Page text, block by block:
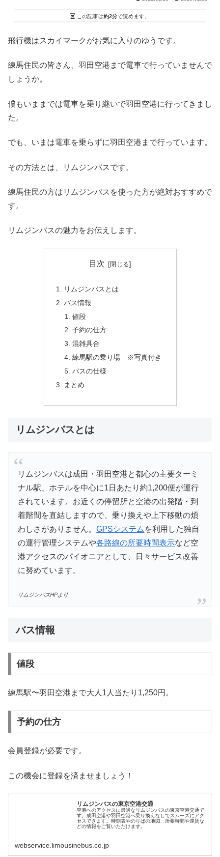
この記事は約2分で読めます。
飛行機はスカイマークがお気に入りのゆうです。
練馬住民の皆さん、羽田空港まで電車で行っていませんで
しょうか。
僕もいままでは電車を乗り継いで羽田空港に行ってきまし
た。
でも、いまは電車を乗らずに羽田空港まで行っています。
その方法とは、リムジンバスです。
練馬住民の方はリムジンバスを使った方が絶対おすすめで
す。
リムジンバスの魅力をお伝えします。
目次
リムジンバスとは
バス情報
値段
予約の仕方
混雑具合
練馬駅の乗り場 ※写真付き
バスの仕様
まとめ
リムジンバスとは
リムジンバスは成田・羽田空港と都心の主要ターミ
ナル駅、ホテルを中心に1日あたり約1,200便が運行
されています。お近くの停留所と空港の出発階・到
着階間を直結しますので、乗り換えや上下移動の煩
わしさがありません。GPSシステム を利用した独自
の運行管理システムや各路線の所要時間表示など空
港アクセスのパイオニアとして、日々サービス改善
に努めています。
リムジンバスHPより
バス情報
値段
練馬駅〜羽田空港まで大人1人当たり1,250円。
予約の仕方
会員登録が必要です。
この機会に登録を済ませましょう！
リムジンバスの東京空港交通
空港へのアクセスに最適なリムジンバスの東京空港交通で
す。成田空港や羽田空港へ乗り換えなしでスムーズにアク
セスできます。時刻表やのりばの地図、所要時間や運賃な
どの情報をご覧いただけます。
webservice.limousinebus.co.jp